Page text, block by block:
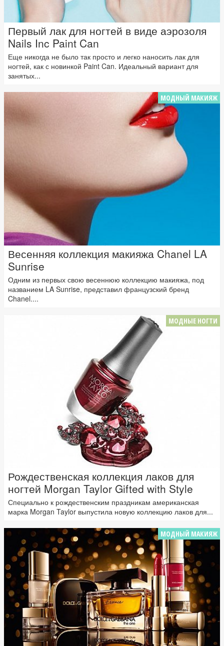
Первый лак для ногтей в виде аэрозоля
Nails Inc Paint Can
Еще никогда не было так просто и легко наносить лак для
ногтей, как с новинкой Paint Can. Идеальный вариант для
занятых...
МОДНЫЙ МАКИЯЖ
Весенняя коллекция макияжа Chanel LA
Sunrise
Одним из первых свою весеннюю коллекцию макияжа, под
названием LA Sunrise, представил французский бренд
Chanel....
МОДНЫЕ НОГТИ
Рождественская коллекция лаков для
ногтей Morgan Taylor Gifted with Style
Специально к рождественским праздникам американская
марка Morgan Taylor выпустила новую коллекцию лаков для...
МОДНЫЙ МАКИЯЖ